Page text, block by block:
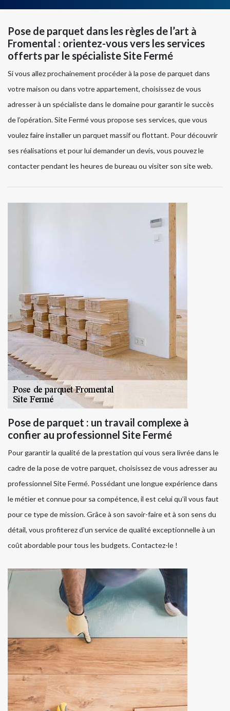
Pose de parquet dans les règles de l’art à
Fromental : orientez-vous vers les services
offerts par le spécialiste Site Fermé
Si vous allez prochainement procéder à la pose de parquet dans
votre maison ou dans votre appartement, choisissez de vous
adresser à un spécialiste dans le domaine pour garantir le succès
de l’opération. Site Fermé vous propose ses services, que vous
voulez faire installer un parquet massif ou flottant. Pour découvrir
ses réalisations et pour lui demander un devis, vous pouvez le
contacter pendant les heures de bureau ou visiter son site web.
Pose de parquet : un travail complexe à
confier au professionnel Site Fermé
Pour garantir la qualité de la prestation qui vous sera livrée dans le
cadre de la pose de votre parquet, choisissez de vous adresser au
professionnel Site Fermé. Possédant une longue expérience dans
le métier et connue pour sa compétence, il est celui qu’il vous faut
pour ce type de mission. Grâce à son savoir-faire et à son sens du
détail, vous profiterez d’un service de qualité exceptionnelle à un
coût abordable pour tous les budgets. Contactez-le !